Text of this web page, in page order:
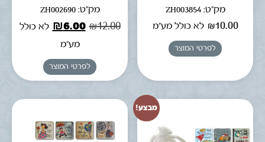
מק"ט: ZH003854
₪10.00 לא כולל מע"מ
לפרטי המוצר
מק"ט: ZH002690
₪12.00
₪6.00
לא כולל
מע"מ
לפרטי המוצר
מבצע!